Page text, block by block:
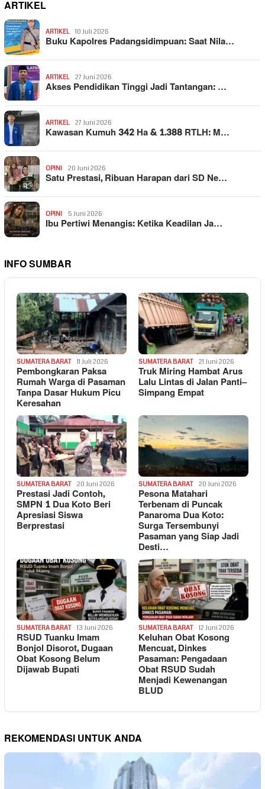
ARTIKEL
ARTIKEL 10 Juli 2026
Buku Kapolres Padangsidimpuan: Saat Nila…
ARTIKEL 27 Juni 2026
Akses Pendidikan Tinggi Jadi Tantangan: …
ARTIKEL 27 Juni 2026
Kawasan Kumuh 342 Ha & 1.388 RTLH: M…
OPINI 20 Juni 2026
Satu Prestasi, Ribuan Harapan dari SD Ne…
OPINI 5 Juni 2026
Ibu Pertiwi Menangis: Ketika Keadilan Ja…
INFO SUMBAR
SUMATERA BARAT 11 Juli 2026
Pembongkaran Paksa
Rumah Warga di Pasaman
Tanpa Dasar Hukum Picu
Keresahan
SUMATERA BARAT 21 Juni 2026
Truk Miring Hambat Arus
Lalu Lintas di Jalan Panti–
Simpang Empat
SUMATERA BARAT 20 Juni 2026
Prestasi Jadi Contoh,
SMPN 1 Dua Koto Beri
Apresiasi Siswa
Berprestasi
SUMATERA BARAT 20 Juni 2026
Pesona Matahari
Terbenam di Puncak
Panaroma Dua Koto:
Surga Tersembunyi
Pasaman yang Siap Jadi
Desti…
SUMATERA BARAT 13 Juni 2026
RSUD Tuanku Imam
Bonjol Disorot, Dugaan
Obat Kosong Belum
Dijawab Bupati
SUMATERA BARAT 12 Juni 2026
Keluhan Obat Kosong
Mencuat, Dinkes
Pasaman: Pengadaan
Obat RSUD Sudah
Menjadi Kewenangan
BLUD
REKOMENDASI UNTUK ANDA